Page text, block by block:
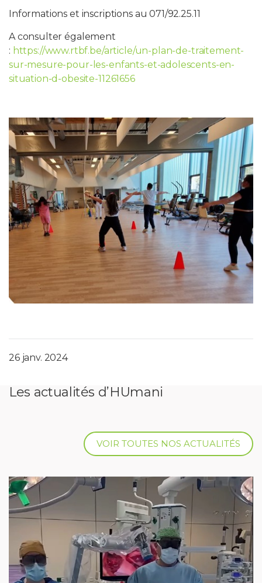
Informations et inscriptions au 071/92.25.11
A consulter également
: https://www.rtbf.be/article/un-plan-de-traitement-
sur-mesure-pour-les-enfants-et-adolescents-en-
situation-d-obesite-11261656
26 janv. 2024
Les actualités d’HUmani
VOIR TOUTES NOS ACTUALITÉS